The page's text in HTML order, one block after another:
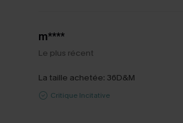
m****
Le plus récent
La taille achetée: 36D&M
Critique Incitative